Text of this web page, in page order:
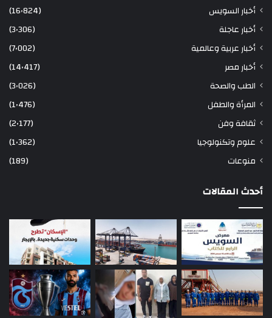
أخبار السويس
(16٬824)
أخبار عاجلة
(3٬306)
أخبار عربية وعالمية
(7٬002)
أخبار مصر
(14٬417)
الطب والصحة
(3٬026)
المرأة والطفل
(1٬476)
ثقافة وفن
(2٬177)
علوم وتكنولوجيا
(1٬362)
منوعات
(189)
أحدث المقالات